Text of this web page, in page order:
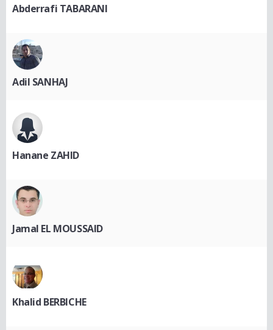
Abderrafi TABARANI
Adil SANHAJ
Hanane ZAHID
Jamal EL MOUSSAID
Khalid BERBICHE